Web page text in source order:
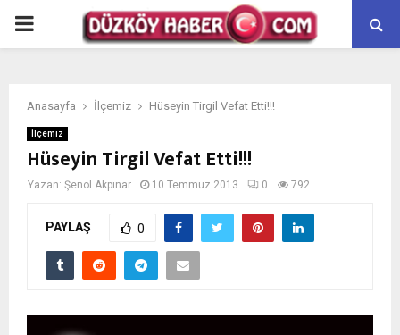
PRIMARY
Anasayfa İlçemiz Hüseyin Tirgil Vefat Etti!!!
İlçemiz
Hüseyin Tirgil Vefat Etti!!!
Yazan: Şenol Akpınar 10 Temmuz 2013 0 792
PAYLAŞ 0